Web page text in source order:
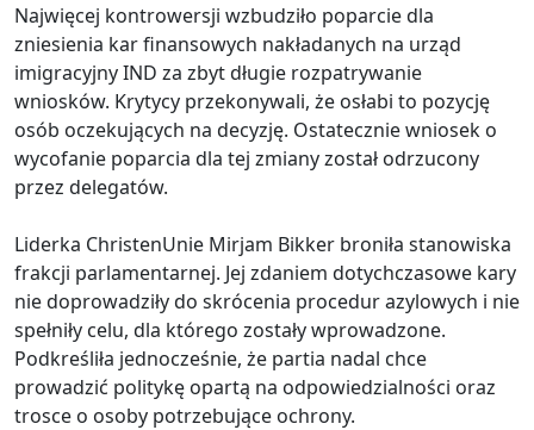
Najwięcej kontrowersji wzbudziło poparcie dla
zniesienia kar finansowych nakładanych na urząd
imigracyjny IND za zbyt długie rozpatrywanie
wniosków. Krytycy przekonywali, że osłabi to pozycję
osób oczekujących na decyzję. Ostatecznie wniosek o
wycofanie poparcia dla tej zmiany został odrzucony
przez delegatów.
Liderka ChristenUnie Mirjam Bikker broniła stanowiska
frakcji parlamentarnej. Jej zdaniem dotychczasowe kary
nie doprowadziły do skrócenia procedur azylowych i nie
spełniły celu, dla którego zostały wprowadzone.
Podkreśliła jednocześnie, że partia nadal chce
prowadzić politykę opartą na odpowiedzialności oraz
trosce o osoby potrzebujące ochrony.